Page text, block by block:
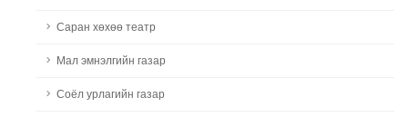
Саран хөхөө театр
Мал эмнэлгийн газар
Соёл урлагийн газар